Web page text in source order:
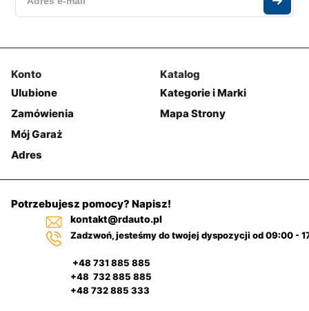
Konto
Ulubione
Zamówienia
Mój Garaż
Adres
Katalog
Kategorie i Marki
Mapa Strony
Potrzebujesz pomocy? Napisz!
kontakt@rdauto.pl
Zadzwoń, jesteśmy do twojej dyspozycji od 09:00 -
+48 731 885 885
+48 732 885 885
+48 732 885 333